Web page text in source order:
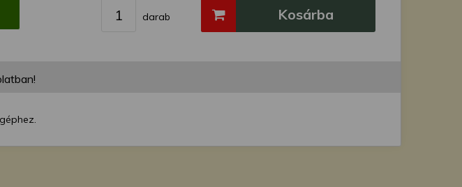
darab Kosárba